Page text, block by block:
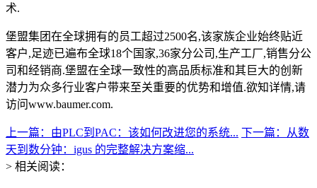
术.
堡盟集团在全球拥有的员工超过2500名,该家族企业始终贴近
客户,足迹已遍布全球18个国家,36家分公司,生产工厂,销售分公
司和经销商.堡盟在全球一致性的高品质标准和其巨大的创新
潜力为众多行业客户带来至关重要的优势和增值.欲知详情,请
访问www.baumer.com.
上一篇：由PLC到PAC：该如何改进您的系统... 下一篇：从数
天到数分钟：igus 的完整解决方案缩...
> 相关阅读：